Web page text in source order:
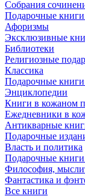
Собрания
Подарочные
Афоризмы
Эксклюзивные
Библиотеки
Религиозные
Классика
Подарочные книги
Энциклопедии
Книги в кожаном
Ежедневники в
Антикварные
Подарочные
Власть и политика
Подарочные книги
Философия,
Фантастика и
Все книги